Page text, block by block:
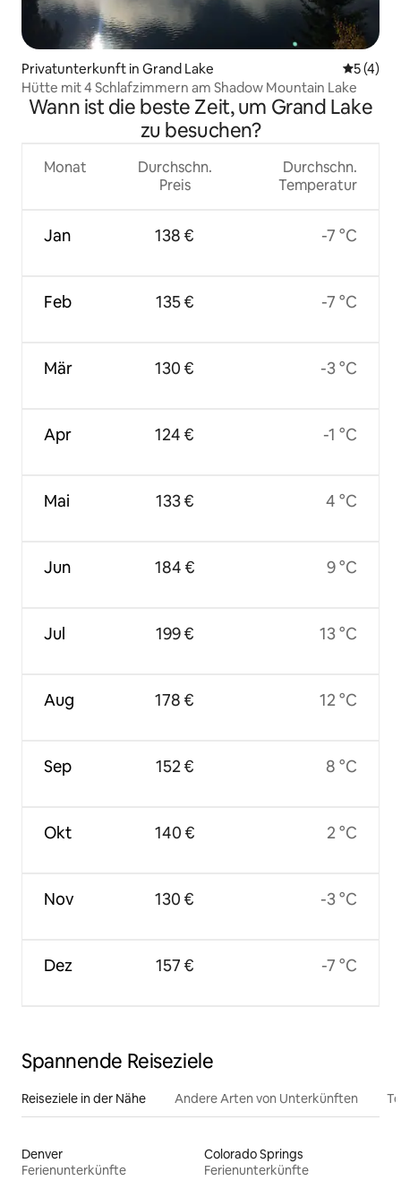
Privatunterkunft in Grand Lake
5 (4)
Hütte mit 4 Schlafzimmern am Shadow Mountain Lake
Wann ist die beste Zeit, um Grand Lake
zu besuchen?
Monat
Jan
Feb
Mär
Apr
Mai
Jun
Jul
Aug
Sep
Okt
Nov
Dez
Durchschn.
Preis
138 €
135 €
130 €
124 €
133 €
184 €
199 €
178 €
152 €
140 €
130 €
157 €
Durchschn.
Temperatur
-7 °C
-7 °C
-3 °C
-1 °C
4 °C
9 °C
13 °C
12 °C
8 °C
2 °C
-3 °C
-7 °C
Spannende Reiseziele
Reiseziele in der Nähe Andere Arten von Unterkünften
Denver
Ferienunterkünfte
Colorado Springs
Ferienunterkünfte